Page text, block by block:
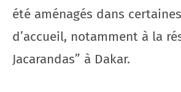
été aménagés dans
d’accueil, notamment à la
Jacarandas” à Dakar.